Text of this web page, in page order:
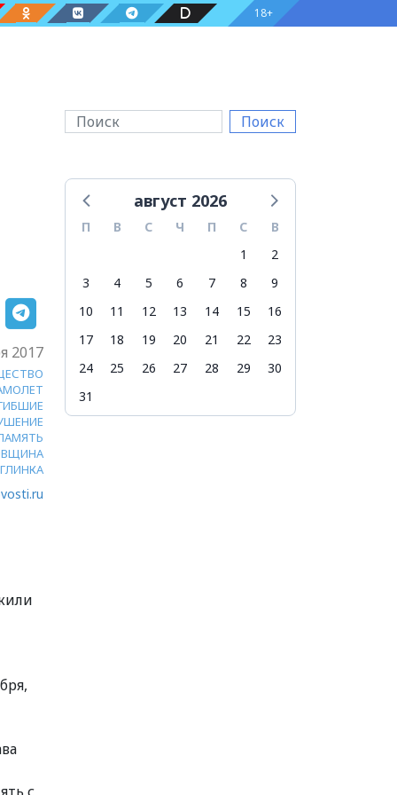
18+
Поиск
2017
ГЛИНКА
с
август 2026
П В С Ч П С
В
1
2
3
4 5 6 7 8
9
10
11 12 13 14 15
16
17
18 19 20 21 22
23
24
25 26 27 28 29
30
31